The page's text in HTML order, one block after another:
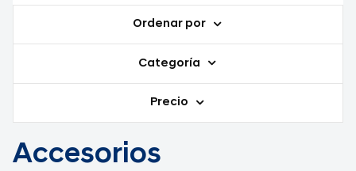
Ordenar por
Categoría
Precio
Accesorios